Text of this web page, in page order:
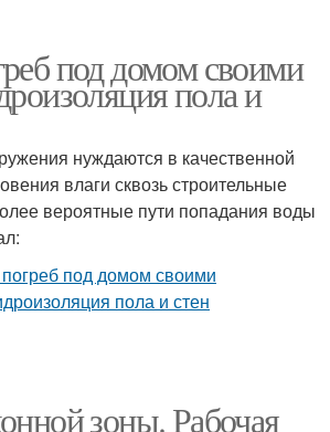
под домом своими
пола и
нуждаются в качественной
влаги сквозь строительные
вероятные пути попадания воды
зоны. Рабочая